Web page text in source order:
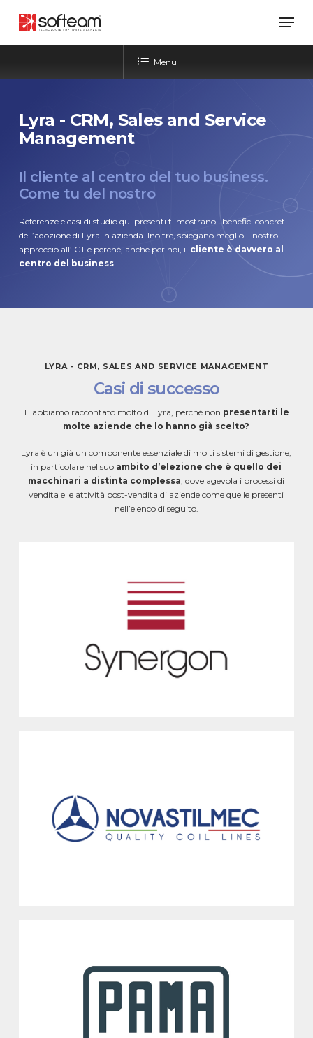
main
content
Menu
Lyra - CRM, Sales and Service
Management
Il cliente al centro del tuo business.
Come tu del nostro
Referenze e casi di studio qui presenti ti mostrano i benefici concreti
dell’adozione di Lyra in azienda. Inoltre, spiegano meglio il nostro
approccio all’ICT e perché, anche per noi, il cliente è davvero al
centro del business.
LYRA - CRM, SALES AND SERVICE MANAGEMENT
Casi di successo
Ti abbiamo raccontato molto di Lyra, perché non presentarti le
molte aziende che lo hanno già scelto?
Lyra è un già un componente essenziale di molti sistemi di gestione,
in particolare nel suo ambito d’elezione che è quello dei
macchinari a distinta complessa , dove agevola i processi di
vendita e le attività post-vendita di aziende come quelle presenti
nell’elenco di seguito.
SYNERGON SPA
Milano, MI
Macchine utensili a controllo numerico, torni automatici
Vedi
Garbagnate Montastero, LC
Linee di spianatura e taglio trasversale
Vedi
PAMA SPA
Macchine utensili industriali: alesatrici e fresatrici CNC
Vedi